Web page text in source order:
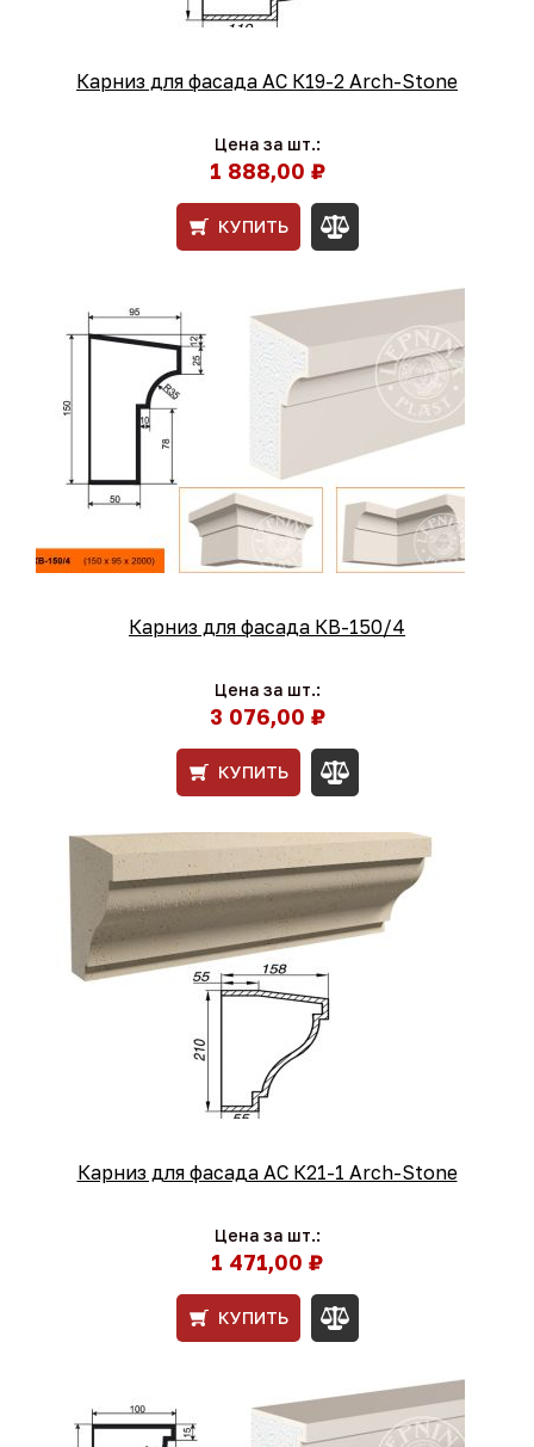
Карниз для фасада АС К19-2 Arch-Stone
Цена за шт.:
1 888,00 ₽
КУПИТЬ
Карниз для фасада КВ-150/4
Цена за шт.:
3 076,00 ₽
КУПИТЬ
Карниз для фасада АС К21-1 Arch-Stone
Цена за шт.:
1 471,00 ₽
КУПИТЬ